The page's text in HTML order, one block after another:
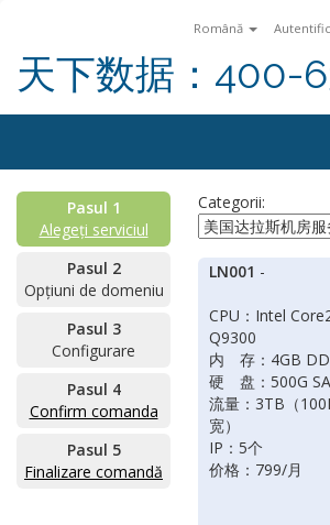
Română
天下数据：400-
Pasul 1
Alegeți serviciul
Pasul 2
Opțiuni de domeniu
Pasul 3
Configurare
Pasul 4
Confirm comanda
Pasul 5
Finalizare comandă
Categorii:
LN001 -
CPU：Intel
Q9300
内 存：4GB
硬 盘：500G
流量：3TB（
宽）
IP：5个
价格：799/月